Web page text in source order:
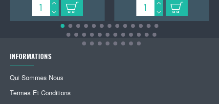
INFORMATIONS
Qui Sommes Nous
Termes Et Conditions